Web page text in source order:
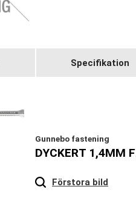
Specifikation
Gunnebo fastening
DYCKERT 1,4MM
Förstora bild